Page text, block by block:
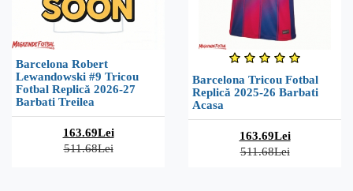
Barcelona Robert
Lewandowski #9 Tricou
Fotbal Replică 2026-27
Barbati Treilea
163.69Lei
511.68Lei
Barcelona Tricou Fotbal
Replică 2025-26 Barbati
Acasa
163.69Lei
511.68Lei